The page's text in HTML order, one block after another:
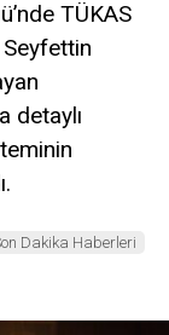
TÜKAS
detaylı
Dakika Haberleri